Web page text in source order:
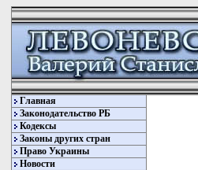
Главная
Законодательство РБ
Кодексы
Законы других стран
Право Украины
Новости